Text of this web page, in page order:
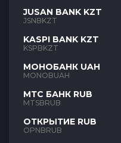
JUSAN BANK KZT
JSNBKZT
KASPI BANK KZT
KSPBKZT
МОНОБАНК UAH
MONOBUAH
МТС БАНК RUB
MTSBRUB
ОТКРЫТИЕ RUB
OPNBRUB